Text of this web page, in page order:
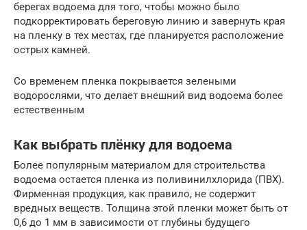
берегах водоема для того, чтобы можно было
подкорректировать береговую линию и завернуть края
на пленку в тех местах, где планируется расположение
острых камней.
Со временем пленка покрывается зелеными
водорослями, что делает внешний вид водоема более
естественным
Как выбрать плёнку для водоема
Более популярным материалом для строительства
водоема остается пленка из поливинилхлорида (ПВХ).
Фирменная продукция, как правило, не содержит
вредных веществ. Толщина этой пленки может быть от
0,6 до 1 мм в зависимости от глубины будущего